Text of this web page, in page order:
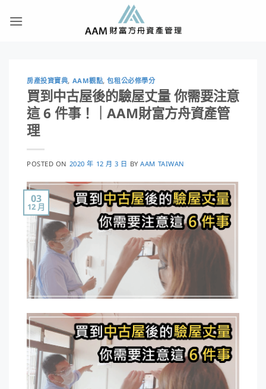
房產投資寶典, AAM觀點,包租公必修學分
買到中古屋後的驗屋丈量 你需要注意
這 6 件事！｜AAM財富方舟資產管
理
POSTED ON 2020 年 12 月 3 日 BYAAM TAIWAN
03
12 月